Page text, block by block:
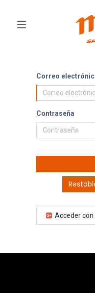
Correo
Contraseña
Acceder con